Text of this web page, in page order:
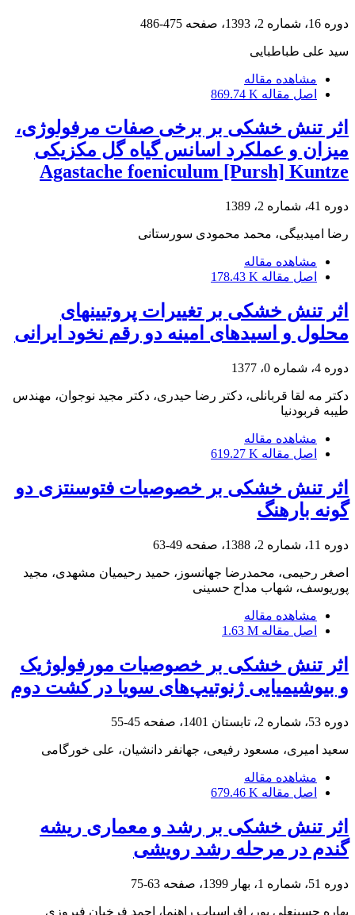
دوره 16، شماره 2، 1393، صفحه 475-486
سید علی طباطبایی
مشاهده مقاله
اصل مقاله 869.74 K
اثر تنش خشکی بر برخی صفات مرفولوژی،
میزان و عملکرد اسانس گیاه گل مکزیکی
Agastache foeniculum [Pursh] Kuntze
دوره 41، شماره 2، 1389
رضا امیدبیگی، محمد محمودی سورستانی
مشاهده مقاله
اصل مقاله 178.43 K
اثر تنش خشکی بر تغییرات پروتیینهای
محلول و اسیدهای امینه دو رقم نخود ایرانی
دوره 4، شماره 0، 1377
دکتر مه لقا قربانلی، دکتر رضا حیدری، دکتر مجید نوجوان، مهندس
طیبه فربودنیا
مشاهده مقاله
اصل مقاله 619.27 K
اثر تنش خشکی بر خصوصیات فتوسنتزی دو
گونه بارهنگ
دوره 11، شماره 2، 1388، صفحه 49-63
اصغر رحیمی، محمدرضا جهانسوز، حمید رحیمیان مشهدی، مجید
پوریوسف، شهاب مداح حسینی
مشاهده مقاله
اصل مقاله 1.63 M
اثر تنش خشکی بر خصوصیات مورفولوژیک
و بیوشیمیایی ژنوتیپ‌های سویا در کشت دوم
دوره 53، شماره 2، تابستان 1401، صفحه 45-55
سعید امیری، مسعود رفیعی، جهانفر دانشیان، علی خورگامی
مشاهده مقاله
اصل مقاله 679.46 K
اثر تنش خشکی بر رشد و معماری ریشه‌
گندم در مرحله رشد رویشی
دوره 51، شماره 1، بهار 1399، صفحه 63-75
بهاره حسینعلی پور، افراسیاب راهنما، احمد فرخیان فیروزی